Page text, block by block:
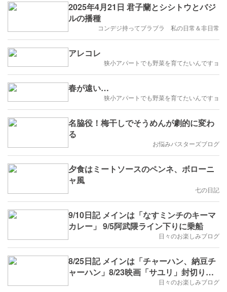
2025年4月21日 君子蘭とシシトウとバジ
ルの播種
コンデジ持ってブラブラ 私の日常＆非日常
アレコレ
狭小アパートでも野菜を育てたいんですョ
春が遠い…
狭小アパートでも野菜を育てたいんですョ
名脇役！梅干しでそうめんが劇的に変わ
る
お悩みバスターズブログ
夕食はミートソースのペンネ、ボローニ
ャ風
七の日記
9/10日記 メインは「なすミンチのキーマ
カレー」 9/5阿武隈ライン下りに乗船
日々のお楽しみブログ
8/25日記 メインは「チャーハン、納豆チ
ャーハン」8/23映画「サユリ」封切り初
日々のお楽しみブログ